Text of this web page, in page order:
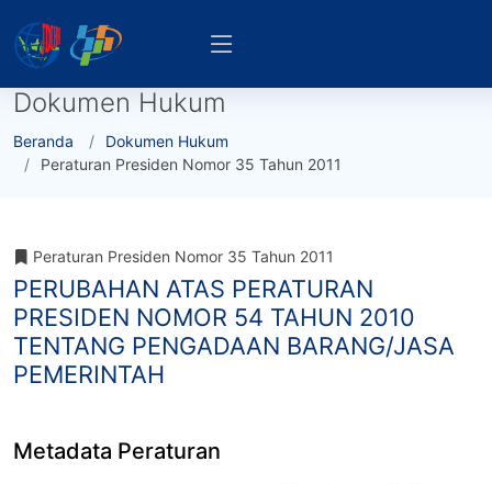
Dokumen Hukum
Beranda
Dokumen Hukum
Peraturan Presiden Nomor 35 Tahun 2011
Peraturan Presiden Nomor 35 Tahun 2011
PERUBAHAN ATAS PERATURAN
PRESIDEN NOMOR 54 TAHUN 2010
TENTANG PENGADAAN BARANG/JASA
PEMERINTAH
Metadata Peraturan